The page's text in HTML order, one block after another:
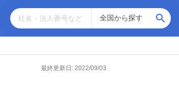
最終更新日: 2022/09/03